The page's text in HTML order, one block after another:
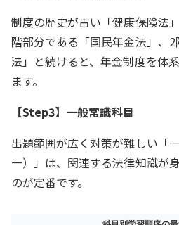
制度の歴史が古い「健康保険法
階部分である「国民年金法」、
法」と続けると、年金制度を体
ます。
【Step3】一般常識科目
出題範囲が広く対策が難しい「
一）」は、関連する法律知識が
のが定番です。